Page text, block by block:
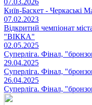
07.03.2026
Київ-Баскет - Черкаські
07.02.2023
Відкритий чемпіонат
"ВІККА"
02.05.2025
Суперліга. Фінал,
29.04.2025
Суперліга. Фінал,
26.04.2025
Суперліга. Фінал,